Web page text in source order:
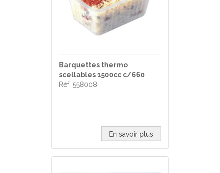
Barquettes thermo
scellables 1500cc c/660
Réf. 558008
En savoir plus